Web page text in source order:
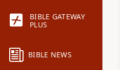
BIBLE GATEWAY
PLUS
BIBLE NEWS